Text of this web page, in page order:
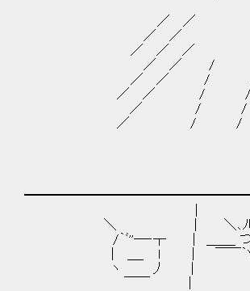
|./ l/
／ ／
／
／ ／
／ ／ / /
／ ／ / /
／ ／ / /
／ / / |
／ / /
＼ | ＼､ﾉしｨ
/｀ﾞ''―‐┬ | ＿＿_ つ
| ＿_ l | ￣￣｀Ｙ＾＼
ヽ 丿 | ｜
￣￣ | 乂＿＿